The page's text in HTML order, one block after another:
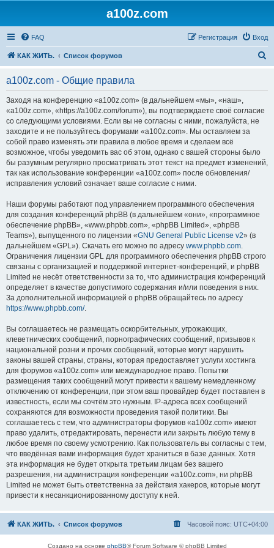
a100z.com
FAQ Вход
Регистрация
КАК ЖИТЬ. Список форумов
a100z.com - Общие правила
Заходя на конференцию «a100z.com» (в дальнейшем «мы», «наш»,
«a100z.com», «https://a100z.com/forum»), вы подтверждаете своё согласие
со следующими условиями. Если вы не согласны с ними, пожалуйста, не
заходите и не пользуйтесь форумами «a100z.com». Мы оставляем за
собой право изменять эти правила в любое время и сделаем всё
возможное, чтобы уведомить вас об этом, однако с вашей стороны было
бы разумным регулярно просматривать этот текст на предмет изменений,
так как использование конференции «a100z.com» после обновления/
исправления условий означает ваше согласие с ними.
Наши форумы работают под управлением программного обеспечения
для создания конференций phpBB (в дальнейшем «они», «программное
обеспечение phpBB», «www.phpbb.com», «phpBB Limited», «phpBB
Teams»), выпущенного по лицензии «GNU General Public License v2» (в
дальнейшем «GPL»). Скачать его можно по адресу www.phpbb.com.
Ограничения лицензии GPL для программного обеспечения phpBB строго
связаны с организацией и поддержкой интернет-конференций, и phpBB
Limited не несёт ответственности за то, что администрация конференций
определяет в качестве допустимого содержания и/или поведения в них.
За дополнительной информацией о phpBB обращайтесь по адресу
https://www.phpbb.com/.
Вы соглашаетесь не размещать оскорбительных, угрожающих,
клеветнических сообщений, порнографических сообщений, призывов к
национальной розни и прочих сообщений, которые могут нарушить
законы вашей страны, страны, которая предоставляет услуги хостинга
для форумов «a100z.com» или международное право. Попытки
размещения таких сообщений могут привести к вашему немедленному
отключению от конференции, при этом ваш провайдер будет поставлен в
известность, если мы сочтём это нужным. IP-адреса всех сообщений
сохраняются для возможности проведения такой политики. Вы
соглашаетесь с тем, что администраторы форумов «a100z.com» имеют
право удалить, отредактировать, перенести или закрыть любую тему в
любое время по своему усмотрению. Как пользователь вы согласны с тем,
что введённая вами информация будет храниться в базе данных. Хотя
эта информация не будет открыта третьим лицам без вашего
разрешения, ни администрация конференции «a100z.com», ни phpBB
Limited не может быть ответственна за действия хакеров, которые могут
привести к несанкционированному доступу к ней.
КАК ЖИТЬ. Список форумов Часовой пояс: UTC+04:00
Создано на основе phpBB® Forum Software © phpBB Limited